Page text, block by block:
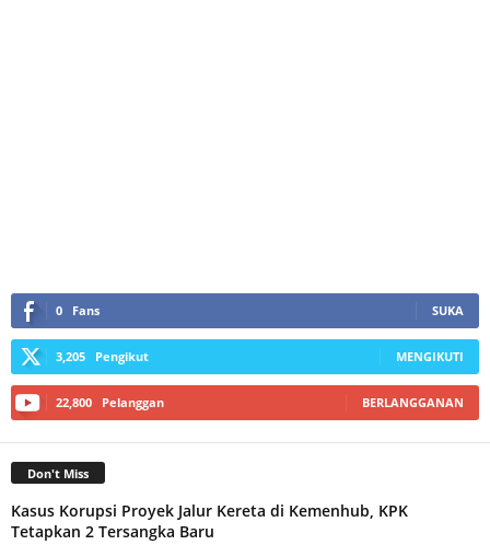
0 Fans SUKA
3,205 Pengikut MENGIKUTI
22,800 Pelanggan BERLANGGANAN
Don't Miss
Kasus Korupsi Proyek Jalur Kereta di Kemenhub, KPK
Tetapkan 2 Tersangka Baru